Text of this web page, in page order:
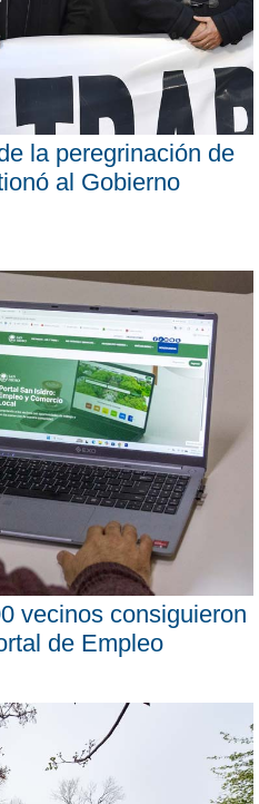
la peregrinación de
al Gobierno
vecinos consiguieron
de Empleo